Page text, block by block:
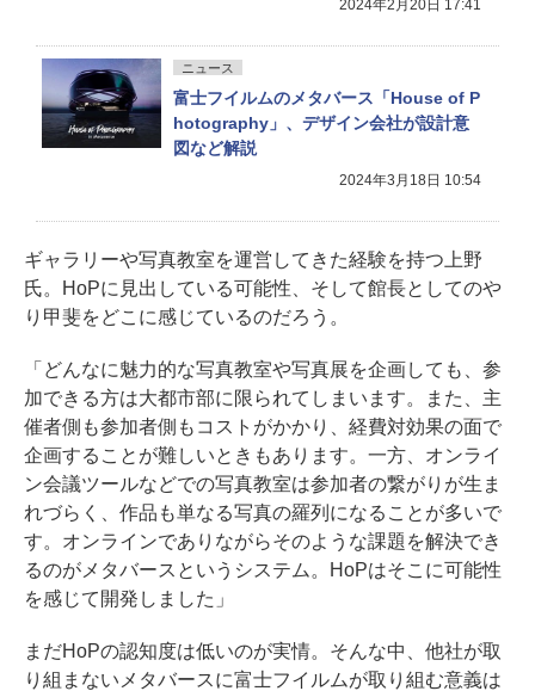
2024年2月20日 17:41
ニュース
富士フイルムのメタバース「House of P
hotography」、デザイン会社が設計意
図など解説
2024年3月18日 10:54
ギャラリーや写真教室を運営してきた経験を持つ上野
氏。HoPに見出している可能性、そして館長としてのや
り甲斐をどこに感じているのだろう。
「どんなに魅力的な写真教室や写真展を企画しても、参
加できる方は大都市部に限られてしまいます。また、主
催者側も参加者側もコストがかかり、経費対効果の面で
企画することが難しいときもあります。一方、オンライ
ン会議ツールなどでの写真教室は参加者の繋がりが生ま
れづらく、作品も単なる写真の羅列になることが多いで
す。オンラインでありながらそのような課題を解決でき
るのがメタバースというシステム。HoPはそこに可能性
を感じて開発しました」
まだHoPの認知度は低いのが実情。そんな中、他社が取
り組まないメタバースに富士フイルムが取り組む意義は